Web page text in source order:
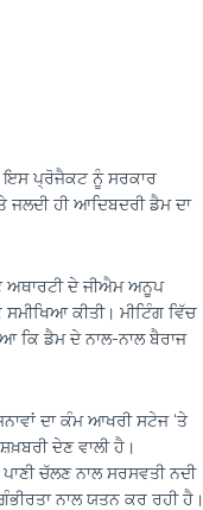
ਇਸ ਪ੍ਰੋਜੈਕਟ ਨੂੰ ਸਰਕਾਰ
ਹੀ ਆਦਿਬਦਰੀ ਡੈਮ ਦਾ
ਅਥਾਰਟੀ ਦੇ ਜੀਐਮ ਅਨੂਪ
ਕੀਤੀ। ਮੀਟਿੰਗ ਵਿੱਚ
ਕਿ ਡੈਮ ਦੇ ਨਾਲ-ਨਾਲ ਬੈਰਾਜ
ਦਾ ਕੰਮ ਆਖਰੀ ਸਟੇਜ ‘ਤੇ
ਦੇਣ ਵਾਲੀ ਹੈ।
ਚੱਲਣ ਨਾਲ ਸਰਸਵਤੀ ਨਦੀ
ਨਾਲ ਯਤਨ ਕਰ ਰਹੀ ਹੈ।